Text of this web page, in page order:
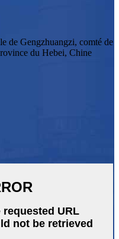
de Gengzhuangzi, comté de
du Hebei, Chine
bout à bout